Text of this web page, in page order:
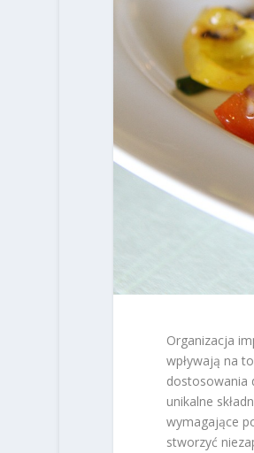
Organizacja
wpływają na
dostosowania
unikalne
wymagające
stworzyć